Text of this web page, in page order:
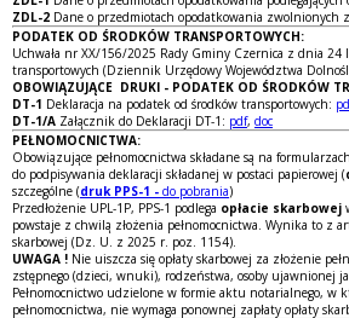
ZDL-2 Dane o przedmiotach opodatkowania zwolnionych
PODATEK OD ŚRODKÓW TRANSPORTOWYCH:
Uchwała nr XX/156/2025 Rady Gminy Czernica z dnia
transportowych (Dziennik Urzędowy Województwa
OBOWIĄZUJĄCE DRUKI - PODATEK OD ŚRODKÓW
DT-1 Deklaracja na podatek od środków transportowych:
DT-1/A Załącznik do Deklaracji DT-1: pdf, doc
PEŁNOMOCNICTWA:
Obowiązujące pełnomocnictwa składane są na
do podpisywania deklaracji składanej w postaci papierowej (
szczególne (druk PPS-1 - do pobrania)
Przedłożenie UPL-1P, PPS-1 podlega opłacie skarbowej
powstaje z chwilą złożenia pełnomocnictwa. Wynika to z
skarbowej (Dz. U. z 2025 r. poz. 1154).
UWAGA ! Nie uiszcza się opłaty skarbowej za złożenie
zstępnego (dzieci, wnuki), rodzeństwa, osoby ujawnionej
Pełnomocnictwo udzielone w formie aktu notarialnego, w
pełnomocnictwa, nie wymaga ponownej zapłaty opłaty